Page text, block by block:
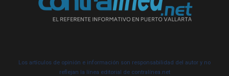
Los artículos de opinión e información son responsabilidad del autor y no
reflejan la línea editorial de contralínea.net